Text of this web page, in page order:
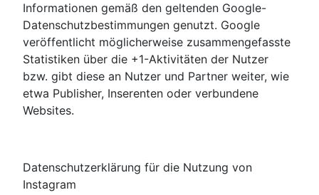
Informationen gemäß den geltenden Google-
Datenschutzbestimmungen genutzt. Google
veröffentlicht möglicherweise zusammengefasste
Statistiken über die +1-Aktivitäten der Nutzer
bzw. gibt diese an Nutzer und Partner weiter, wie
etwa Publisher, Inserenten oder verbundene
Websites.
Datenschutzerklärung für die Nutzung von
Instagram